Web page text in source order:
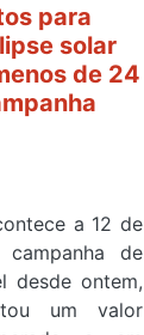
para
solar
de 24
a 12 de
de
desde ontem,
um valor